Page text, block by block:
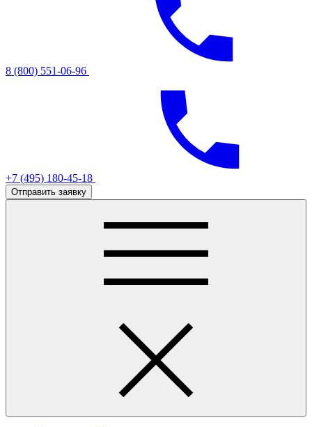
8 (800) 551-06-96
+7 (495) 180-45-18
Отправить заявку